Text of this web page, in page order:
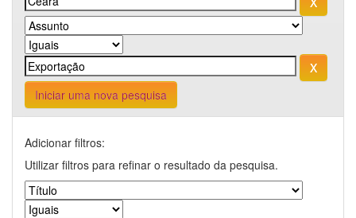
Iniciar uma nova pesquisa
Adicionar filtros:
Utilizar filtros para refinar o resultado da pesquisa.